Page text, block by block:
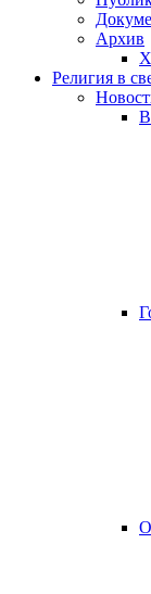
Архив
Религия в